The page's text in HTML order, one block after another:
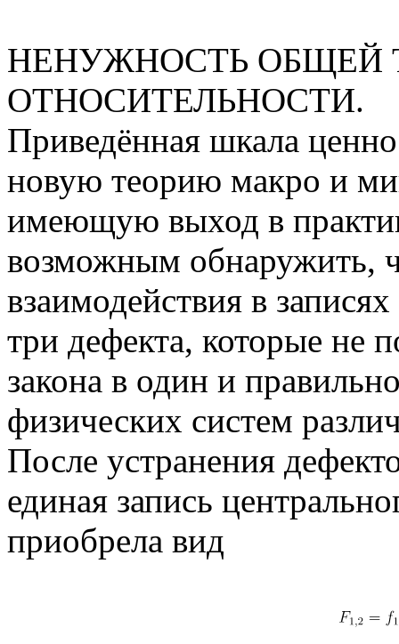
НЕНУЖНОСТЬ ОБЩЕЙ
ОТНОСИТЕЛЬНОСТИ.
Приведённая шкала
новую теорию макро и
имеющую выход в
возможным обнаружить,
взаимодействия в
три дефекта, которые не
закона в один и
физических систем
После устранения
единая запись
приобрела вид